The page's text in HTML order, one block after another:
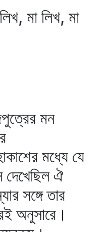
মা লিখ, মা
মন
মধ্যে যে
দেখেছিল ঐ
সঙ্গে তার
অনুসারে।